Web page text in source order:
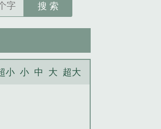
搜 索
小 小 中 大 超大